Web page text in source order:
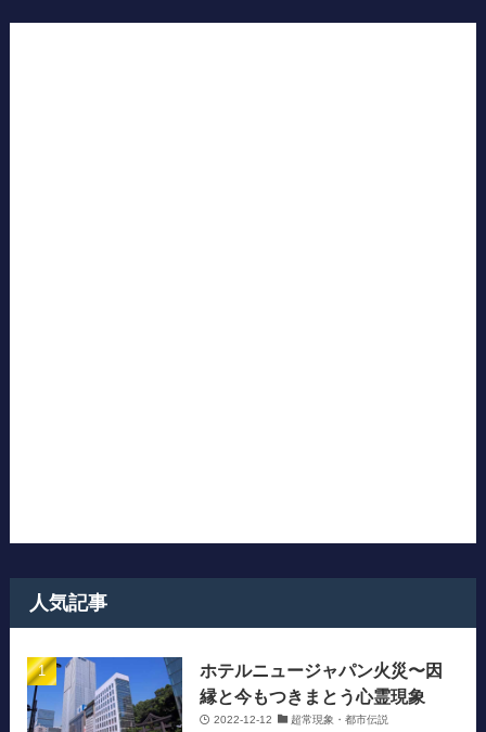
人気記事
ホテルニュージャパン火災〜因
縁と今もつきまとう心霊現象
2022-12-12 超常現象・都市伝説